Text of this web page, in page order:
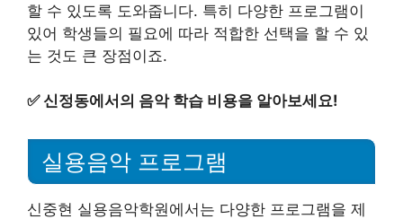
할 수 있도록 도와줍니다. 특히 다양한 프로그램이
있어 학생들의 필요에 따라 적합한 선택을 할 수 있
는 것도 큰 장점이죠.
✅신정동에서의 음악 학습 비용을 알아보세요!
실용음악 프로그램
신중현 실용음악학원에서는 다양한 프로그램을 제